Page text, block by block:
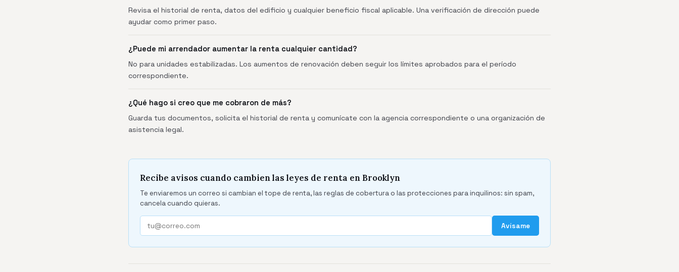
Revisa el historial de renta, datos del edificio y cualquier beneficio fiscal aplicable. Una verificación de dirección puede
ayudar como primer paso.
¿Puede mi arrendador aumentar la renta cualquier cantidad?
No para unidades estabilizadas. Los aumentos de renovación deben seguir los límites aprobados para el período
correspondiente.
¿Qué hago si creo que me cobraron de más?
Guarda tus documentos, solicita el historial de renta y comunícate con la agencia correspondiente o una organización de
asistencia legal.
Recibe avisos cuando cambien las leyes de renta en Brooklyn
Te enviaremos un correo si cambian el tope de renta, las reglas de cobertura o las protecciones para inquilinos: sin spam,
cancela cuando quieras.
Avísame